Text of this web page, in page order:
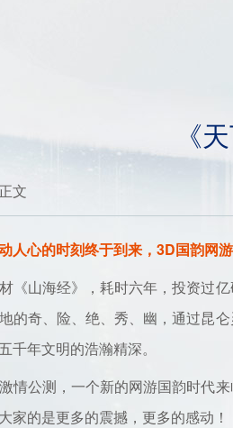
《
正文
人心的时刻终于到来，3D国韵网
山海经》，耗时六年，投资过亿
的奇、险、绝、秀、幽，通过昆
千年文明的浩瀚精深。
公测，一个新的网游国韵时代来
家的是更多的震撼，更多的感动！